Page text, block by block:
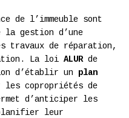
de l’immeuble sont
la gestion d’une
travaux de réparation,
La loi ALURde
d’établir un plan
les copropriétés de
d’anticiper les
leur